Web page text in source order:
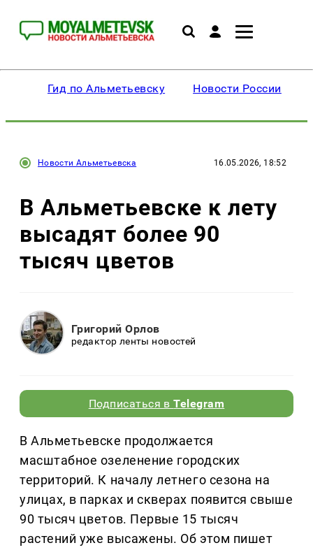
Гид по Альметьевску Новости России
Новости Альметьевска 16.05.2026, 18:52
В Альметьевске к лету
высадят более 90
тысяч цветов
Григорий Орлов
редактор ленты новостей
Подписаться вTelegram
В Альметьевске продолжается
масштабное озеленение городских
территорий. К началу летнего сезона на
улицах, в парках и скверах появится свыше
90 тысяч цветов. Первые 15 тысяч
растений уже высажены. Об этом пишет